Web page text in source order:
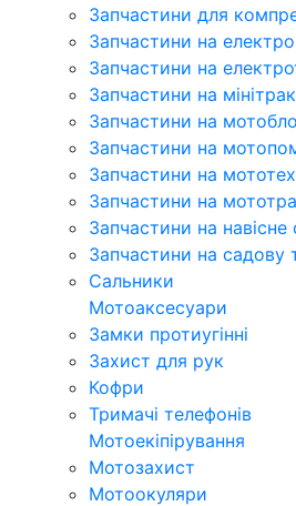
Запчастини для
Запчастини на
Запчастини на
Запчастини на
Запчастини на
Запчастини на
Запчастини на
Запчастини на
Запчастини на навісне
Запчастини на садову
Сальники
Мотоаксесуари
Замки протиугінні
Захист для рук
Кофри
Тримачі телефонів
Мотоекіпірування
Мотозахист
Мотоокуляри